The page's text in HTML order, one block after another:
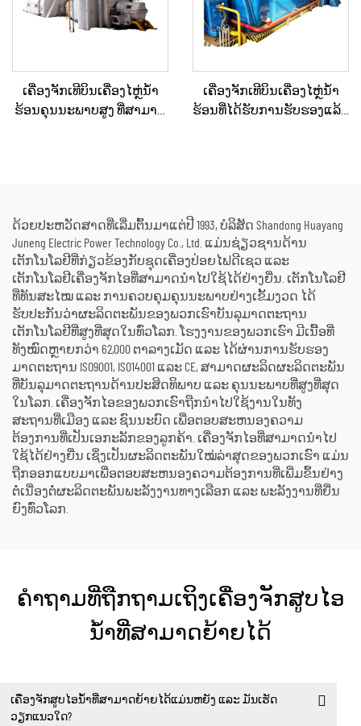
ເຄື່ອງຈັກເທີບິນເຄື່ອງໄຫຼ່ນ້ຳ
ຮ້ອນຄຸນນະພາບສູງ ທີ່ສາມາດ
ເຄື່ອງຈັກເທີບິນເຄື່ອງໄຫຼ່ນ້ຳ
ຮ້ອນທີ່ໄດ້ຮັບການຮັບຮອງແລ້ວ
ດ້ວຍປະຫວັດສາດທີ່ເລີ່ມຕົ້ນມາແຕ່ປີ 1993, ບໍລິສັດ Shandong Huayang
Juneng Electric Power Technology Co., Ltd. ແມ່ນຊ່ຽວຊານດ້ານ
ເຕັກໂນໂລຢີທີ່ກ່ຽວຂ້ອງກັບຊຸດເຄື່ອງປ່ອຍໄຟດີເຊວ ແລະ
ເຕັກໂນໂລຢີເຄື່ອງຈັກໄອທີ່ສາມາດນຳໄປໃຊ້ໄດ້ຢ່າງຍື່ນ. ເຕັກໂນໂລຢີ
ທີ່ທັນສະໄໝ ແລະ ການຄວບຄຸມຄຸນນະພາບຢ່າງເຂັ້ມງວດ ໄດ້
ຮັບປະກັນວ່າຜະລິດຕະພັນຂອງພວກເຮົາບັນລຸມາດຕະຖານ
ເຕັກໂນໂລຢີທີ່ສູງທີ່ສຸດໃນທົ່ວໂລກ. ໂຮງງານຂອງພວກເຮົາ ມີເນື້ອທີ່
ທັງໝົດຫຼາຍກວ່າ 62,000 ຕາລາງເມັດ ແລະ ໄດ້ຜ່ານການຮັບຮອງ
ມາດຕະຖານ ISO9001, ISO14001 ແລະ CE, ສາມາດຜະລິດຜະລິດຕະພັນ
ທີ່ບັນລຸມາດຕະຖານດ້ານປະສິດທິພາບ ແລະ ຄຸນນະພາບທີ່ສູງທີ່ສຸດ
ໃນໂລກ. ເຄື່ອງຈັກໄອຂອງພວກເຮົາຖືກນຳໄປໃຊ້ງານໃນທັງ
ສະຖານທີ່ເມືອງ ແລະ ຊົນນະບົດ ເພື່ອຕອບສະຫນອງຄວາມ
ຕ້ອງການທີ່ເປັນເອກະລັກຂອງລູກຄ້າ. ເຄື່ອງຈັກໄອທີ່ສາມາດນຳໄປ
ໃຊ້ໄດ້ຢ່າງຍື່ນ ເຊິ່ງເປັນຜະລິດຕະພັນໃໝ່ລ່າສຸດຂອງພວກເຮົາ ແມ່ນ
ຖືກອອກແບບມາເພື່ອຕອບສະຫນອງຄວາມຕ້ອງການທີ່ເພີ່ມຂຶ້ນຢ່າງ
ຕໍ່ເນື່ອງຕໍ່ຜະລິດຕະພັນພະລັງງານທາງເລືອກ ແລະ ພະລັງງານທີ່ຍື່ນ
ຍົງທົ່ວໂລກ.
ຄຳຖາມທີ່ຖືກຖາມເຖິງເຄື່ອງຈັກສູບໄອ
ນ້ຳທີ່ສາມາດຍ້າຍໄດ້
ເຄື່ອງຈັກສູບໄອນ້ຳທີ່ສາມາດຍ້າຍໄດ້ແມ່ນຫຍັງ ແລະ ມັນເຮັດ
ວຽກແນວໃດ?